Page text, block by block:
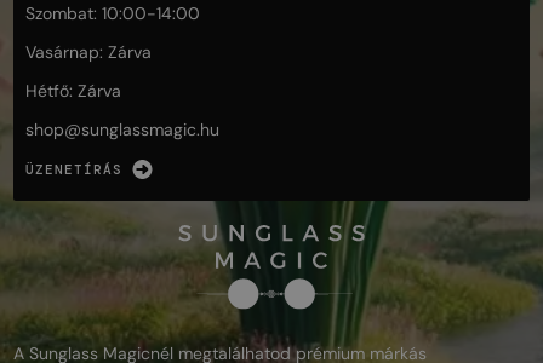
Szombat: 10:00-14:00
Vasárnap: Zárva
Hétfő: Zárva
shop@sunglassmagic.hu
ÜZENETÍRÁS
A Sunglass Magicnél megtalálhatod prémium márkás